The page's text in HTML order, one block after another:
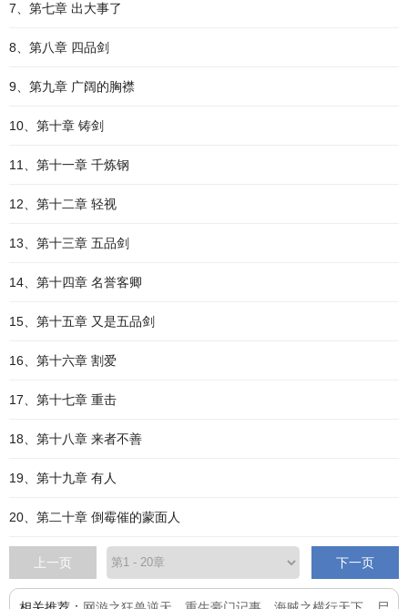
7、第七章 出大事了
8、第八章 四品剑
9、第九章 广阔的胸襟
10、第十章 铸剑
11、第十一章 千炼钢
12、第十二章 轻视
13、第十三章 五品剑
14、第十四章 名誉客卿
15、第十五章 又是五品剑
16、第十六章 割爱
17、第十七章 重击
18、第十八章 来者不善
19、第十九章 有人
20、第二十章 倒霉催的蒙面人
上一页 下一页